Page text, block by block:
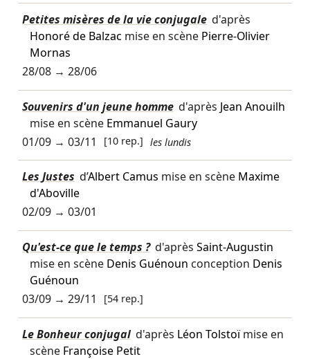
Petites misères de la vie conjugale d'après
Honoré de Balzac mise en scène Pierre-Olivier
Mornas
28/08→ 28/06
Souvenirs d'un jeune homme d'après Jean Anouilh
mise en scène Emmanuel Gaury
01/09→ 03/11 [10 rep.] les lundis
Les Justes d’Albert Camus mise en scène Maxime
d'Aboville
02/09→ 03/01
Qu'est-ce que le temps ? d'après Saint-Augustin
mise en scène Denis Guénoun conception Denis
Guénoun
03/09→ 29/11 [54 rep.]
Le Bonheur conjugal d'après Léon Tolstoïmise en
scène Françoise Petit